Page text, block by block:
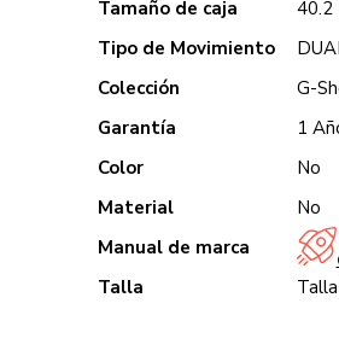
Tamaño de caja
40.2
Tipo de Movimiento
Colección
G-
Garantía
1
Color
No
Material
No
Manual de marca
Talla